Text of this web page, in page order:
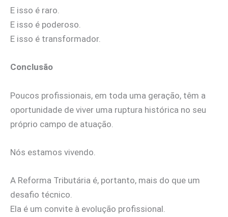
E isso é raro.
E isso é poderoso.
E isso é transformador.
Conclusão
Poucos profissionais, em toda uma geração, têm a
oportunidade de viver uma ruptura histórica no seu
próprio campo de atuação.
Nós estamos vivendo.
A Reforma Tributária é, portanto, mais do que um
desafio técnico.
Ela é um convite à evolução profissional.